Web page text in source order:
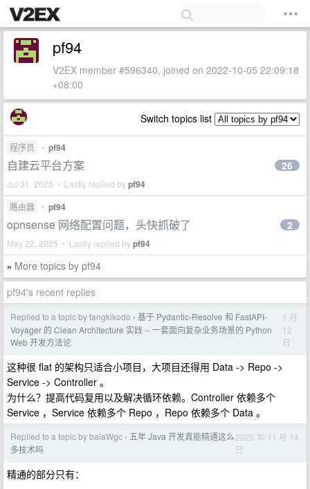
pf94
V2EX member #596340, joined on 2022-10-05 22:09:18
+08:00
Switch topics list
程序员 • pf94
自建云平台方案
Jul 31, 2025 • Lastly replied bypf94
26
路由器 • pf94
opnsense 网络配置问题，头快抓破了
May 22, 2025 • Lastly replied bypf94
2
» More topics by pf94
pf94's recent replies
Replied to a topic by tangkikodo › 基于 Pydantic-Resolve 和 FastAPI-
Voyager 的 Clean Architecture 实践 -- 一套面向复杂业务场景的 Python
Web 开发方法论
1 月
12
日
这种很 flat 的架构只适合小项目，大项目还得用 Data -> Repo ->
Service -> Controller 。
为什么？提高代码复用以及解决循环依赖。Controller 依赖多个
Service ，Service 依赖多个 Repo ，Repo 依赖多个 Data 。
Replied to a topic by balaWgc › 五年 Java 开发真能精通这么
多技术吗
2025 年 11 月 14
日
精通的部分只有：